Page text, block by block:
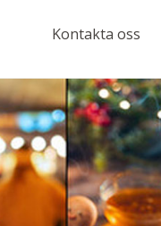
Kontakta oss